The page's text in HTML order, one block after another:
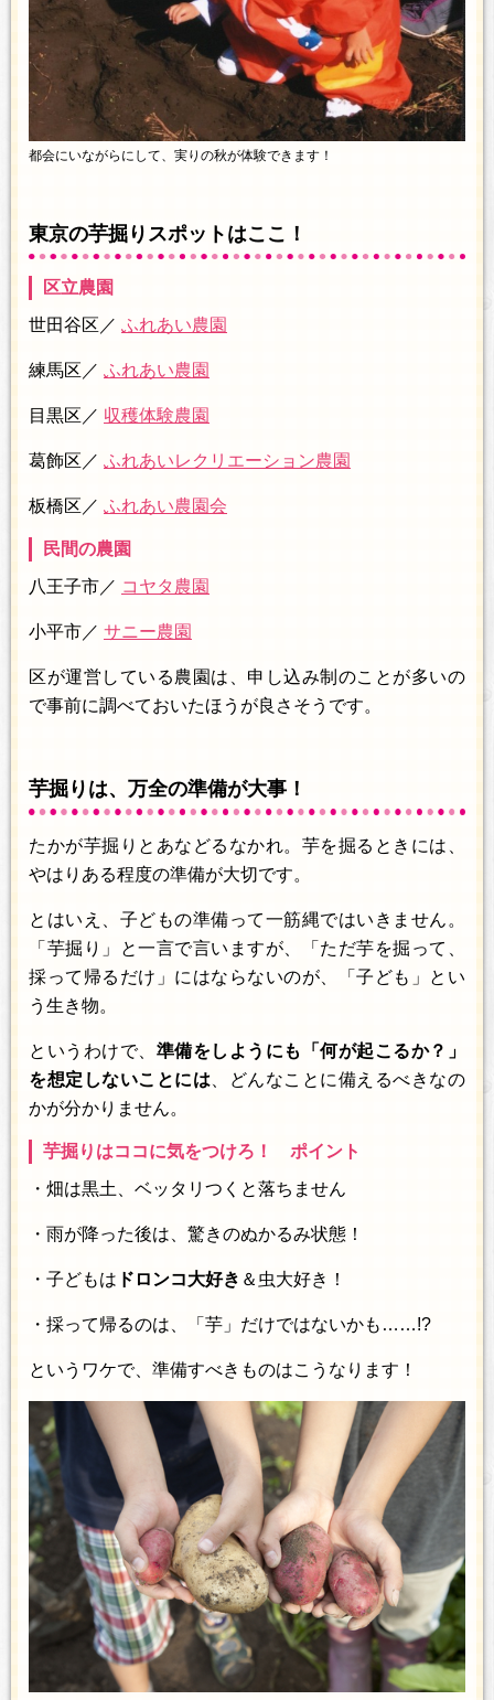
都会にいながらにして、実りの秋が体験できます！
東京の芋掘りスポットはここ！
区立農園
世田谷区／ ふれあい農園
練馬区／ ふれあい農園
目黒区／ 収穫体験農園
葛飾区／ ふれあいレクリエーション農園
板橋区／ ふれあい農園会
民間の農園
八王子市／ コヤタ農園
小平市／ サニー農園
区が運営している農園は、申し込み制のことが多いの
で事前に調べておいたほうが良さそうです。
芋掘りは、万全の準備が大事！
たかが芋掘りとあなどるなかれ。芋を掘るときには、
やはりある程度の準備が大切です。
とはいえ、子どもの準備って一筋縄ではいきません。
「芋掘り」と一言で言いますが、「ただ芋を掘って、
採って帰るだけ」にはならないのが、「子ども」とい
う生き物。
というわけで、 準備をしようにも「何が起こるか？」
を想定しないことには 、どんなことに備えるべきなの
かが分かりません。
芋掘りはココに気をつけろ！ ポイント
・畑は黒土、ベッタリつくと落ちません
・雨が降った後は、驚きのぬかるみ状態！
・子どもは ドロンコ大好き ＆虫大好き！
・採って帰るのは、「芋」だけではないかも……!?
というワケで、準備すべきものはこうなります！